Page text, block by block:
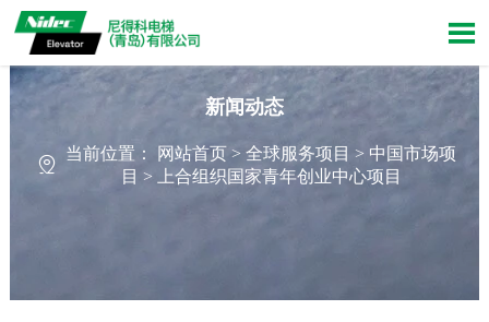

新闻动态

当前位置： 网站首页 > 全球服务项目 > 中国市场项
目 > 上合组织国家青年创业中心项目